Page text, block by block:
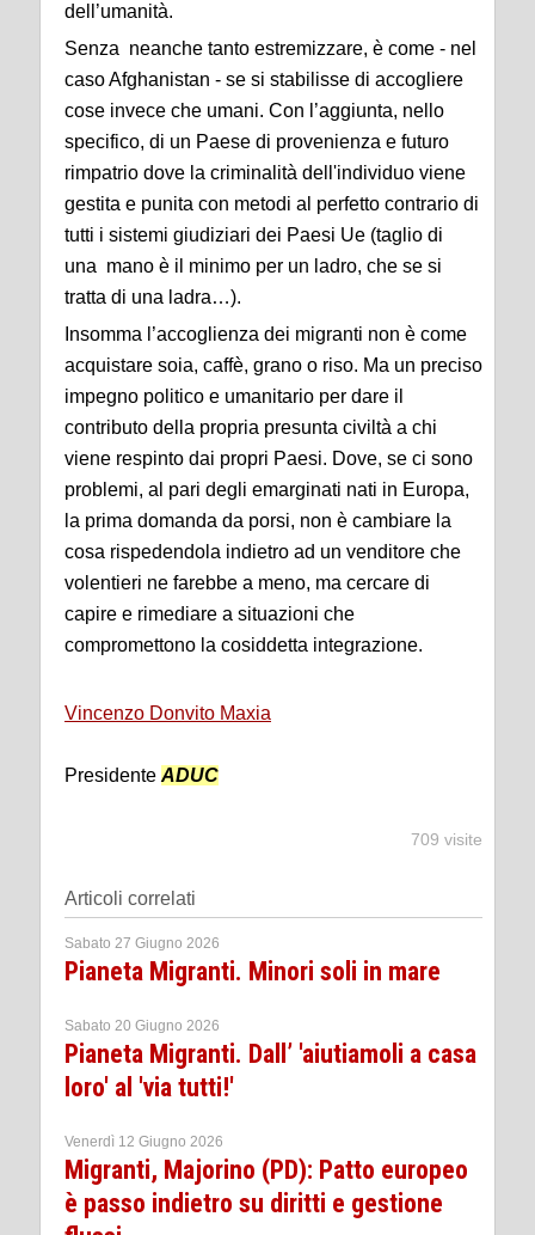
dell’umanità.
Senza neanche tanto estremizzare, è come - nel
caso Afghanistan - se si stabilisse di accogliere
cose invece che umani. Con l’aggiunta, nello
specifico, di un Paese di provenienza e futuro
rimpatrio dove la criminalità dell'individuo viene
gestita e punita con metodi al perfetto contrario di
tutti i sistemi giudiziari dei Paesi Ue (taglio di
una mano è il minimo per un ladro, che se si
tratta di una ladra…).
Insomma l’accoglienza dei migranti non è come
acquistare soia, caffè, grano o riso. Ma un preciso
impegno politico e umanitario per dare il
contributo della propria presunta civiltà a chi
viene respinto dai propri Paesi. Dove, se ci sono
problemi, al pari degli emarginati nati in Europa,
la prima domanda da porsi, non è cambiare la
cosa rispedendola indietro ad un venditore che
volentieri ne farebbe a meno, ma cercare di
capire e rimediare a situazioni che
compromettono la cosiddetta integrazione.
Vincenzo Donvito Maxia
Presidente ADUC
709 visite
Articoli correlati
Sabato 27 Giugno 2026
Pianeta Migranti. Minori soli in mare
Sabato 20 Giugno 2026
Pianeta Migranti. Dall’ 'aiutiamoli a casa
loro' al 'via tutti!'
Venerdì 12 Giugno 2026
Migranti, Majorino (PD): Patto europeo
è passo indietro su diritti e gestione